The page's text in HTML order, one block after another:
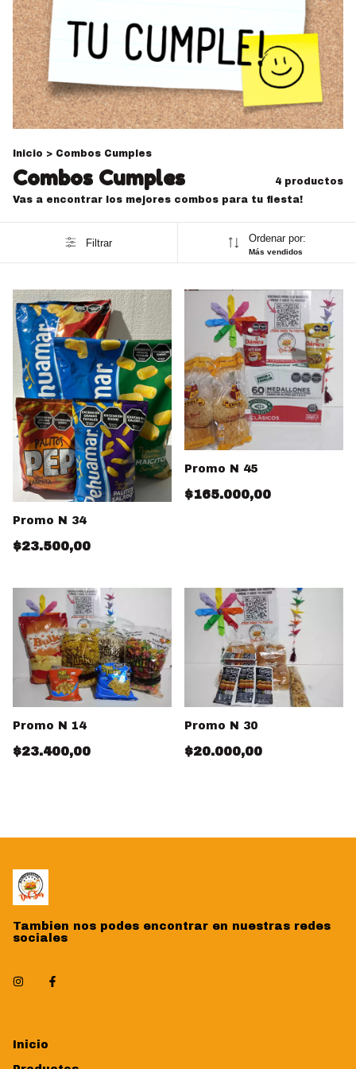
Inicio > Combos Cumples
Combos Cumples
4 productos
Vas a encontrar los mejores combos para tu fiesta!
Filtrar Ordenar por:
Más vendidos
Promo N 34
$23.500,00
Promo N 45
$165.000,00
Promo N 14
$23.400,00
Promo N 30
$20.000,00
Tambien nos podes encontrar en nuestras redes
sociales
Inicio